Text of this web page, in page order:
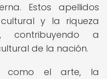
Estos apellidos
y la riqueza
contribuyendo a
de la nación.
como el arte, la